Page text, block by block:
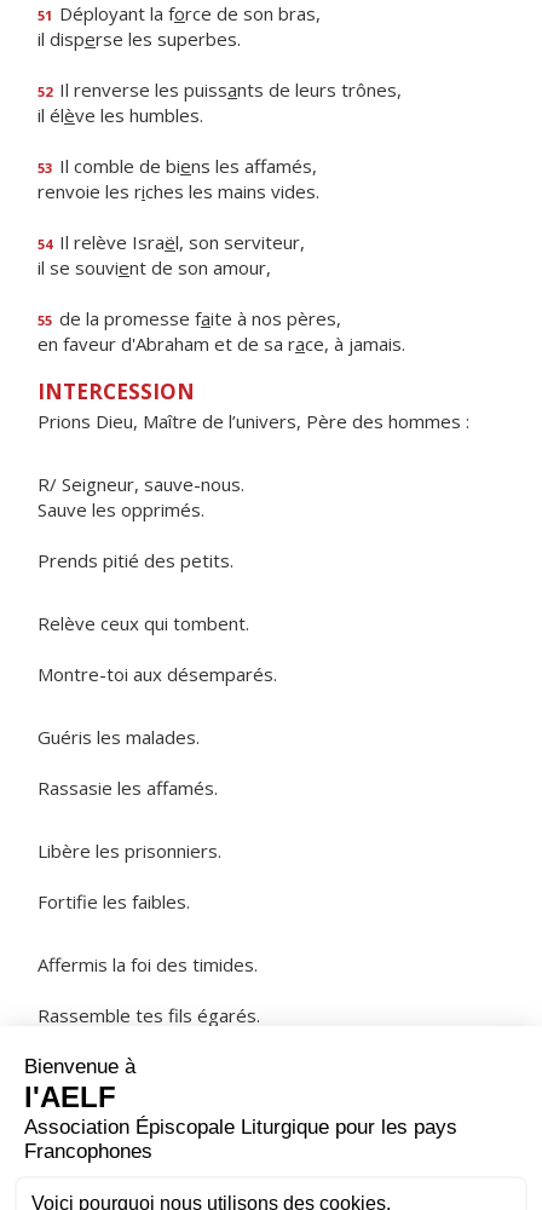
51 Déployant la force de son bras,
il disperse les superbes.
52 Il renverse les puissants de leurs trônes,
il élève les humbles.
53 Il comble de biens les affamés,
renvoie les riches les mains vides.
54 Il relève Israël, son serviteur,
il se souvient de son amour,
55 de la promesse faite à nos pères,
en faveur d'Abraham et de sa race, à jamais.
INTERCESSION
Prions Dieu, Maître de l’univers, Père des hommes :
R/ Seigneur, sauve-nous.
Sauve les opprimés.
Prends pitié des petits.
Relève ceux qui tombent.
Montre-toi aux désemparés.
Guéris les malades.
Rassasie les affamés.
Libère les prisonniers.
Fortifie les faibles.
Affermis la foi des timides.
Rassemble tes fils égarés.
NOTRE PÈRE
ORAISON
prions d'illuminer nos ténèbres et de fermer les yeux